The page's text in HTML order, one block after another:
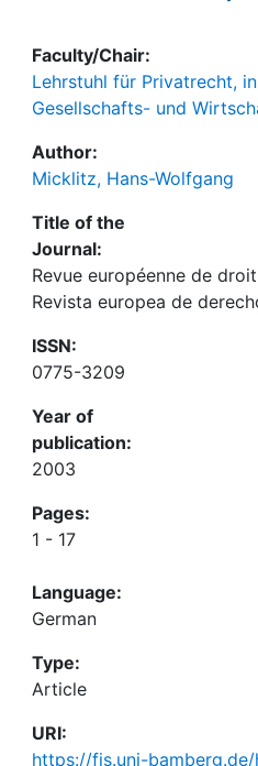
Faculty/Chair:
Lehrstuhl für Privatrecht,
Gesellschafts- und
Author:
Micklitz, Hans-Wolfgang
Title of the
Journal:
Revue européenne de
Revista europea de
ISSN:
0775-3209
Year of
publication:
2003
Pages:
1 - 17
Language:
German
Type:
Article
URI:
https://fis.uni-bamberg.de/